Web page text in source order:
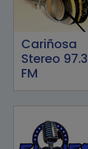
Cariñosa
Stereo 97.3
FM